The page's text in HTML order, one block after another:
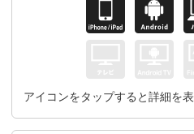
アイコンをタップすると詳細を表